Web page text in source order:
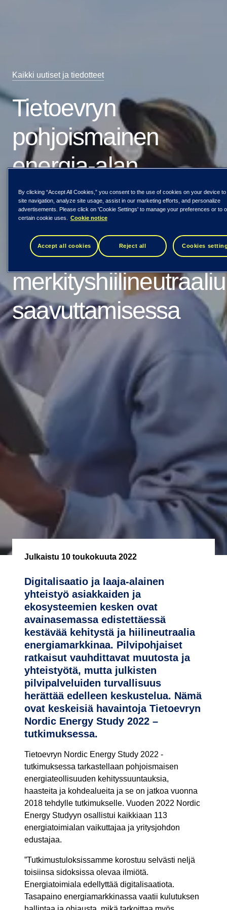
Kaikki uutiset ja tiedotteet
Tietoevryn
pohjoismainen
energia-alan
tutkimus selvitti:
ekosysteemeillä
suuri
saavuttamisessa
Julkaistu 10 toukokuuta 2022
Digitalisaatio ja laaja-alainen
yhteistyö asiakkaiden ja
ekosysteemien kesken ovat
avainasemassa edistettäessä
kestävää kehitystä ja hiilineutraalia
energiamarkkinaa. Pilvipohjaiset
ratkaisut vauhdittavat muutosta ja
yhteistyötä, mutta julkisten
pilvipalveluiden turvallisuus
herättää edelleen keskustelua. Nämä
ovat keskeisiä havaintoja Tietoevryn
Nordic Energy Study 2022 –
tutkimuksessa.
Tietoevryn Nordic Energy Study 2022 -
tutkimuksessa tarkastellaan pohjoismaisen
energiateollisuuden kehityssuuntauksia,
haasteita ja kohdealueita ja se on jatkoa vuonna
2018 tehdylle tutkimukselle. Vuoden 2022 Nordic
Energy Studyyn osallistui kaikkiaan 113
energiatoimialan vaikuttajaa ja yritysjohdon
edustajaa.
”Tutkimustuloksissamme korostuu selvästi neljä
toisiinsa sidoksissa olevaa ilmiötä.
Energiatoimiala edellyttää digitalisaatiota.
Tasapaino energiamarkkinassa vaatii kulutuksen
By clicking “Accept All Cookies,” you consent to the use of cookies on your device
site navigation, analyze site usage, assist in our marketing efforts, and personalize
advertisements. Please click on 'Cookie Settings' to manage your preferences or to
certain cookie uses.
Cookie notice
Accept all cookies Reject all Cookies